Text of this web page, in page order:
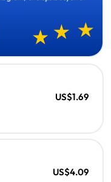
US$1.69
US$4.09